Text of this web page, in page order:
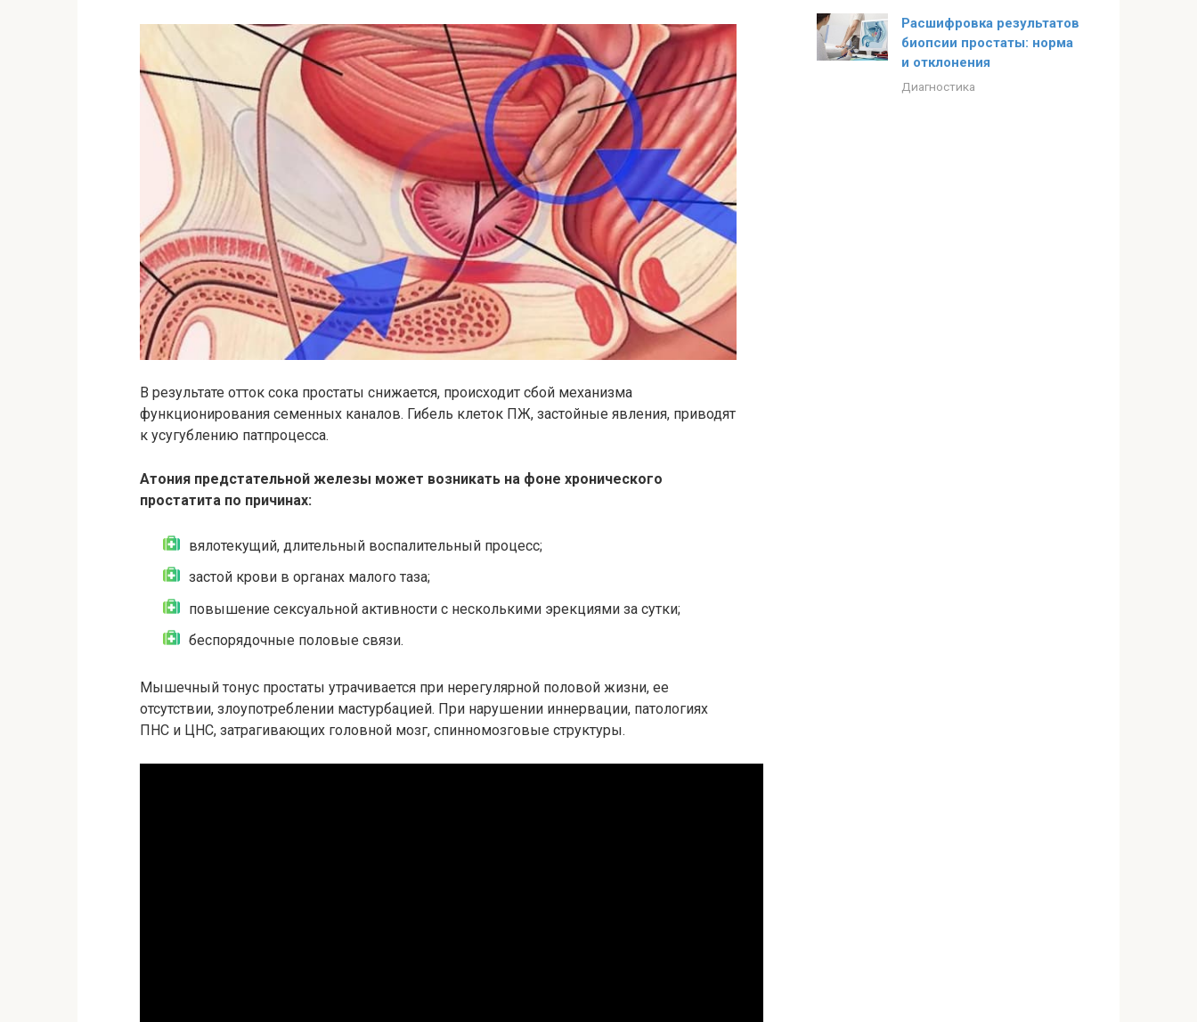
В результате отток сока простаты снижается, происходит сбой механизма
функционирования семенных каналов. Гибель клеток ПЖ, застойные явления, приводят
к усугублению патпроцесса.
Атония предстательной железы может возникать на фоне хронического
простатита по причинах:
вялотекущий, длительный воспалительный процесс;
застой крови в органах малого таза;
повышение сексуальной активности с несколькими эрекциями за сутки;
беспорядочные половые связи.
Мышечный тонус простаты утрачивается при нерегулярной половой жизни, ее
отсутствии, злоупотреблении мастурбацией. При нарушении иннервации, патологиях
ПНС и ЦНС, затрагивающих головной мозг, спинномозговые структуры.
Расшифровка результатов
биопсии простаты: норма
и отклонения
Диагностика